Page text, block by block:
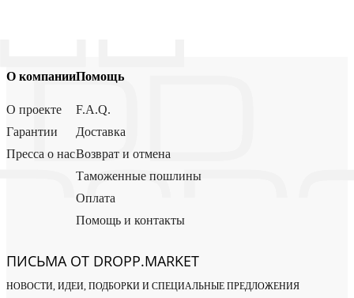
О компании
О проекте
Гарантии
Пресса о нас
Помощь
F.A.Q.
Доставка
Возврат и отмена
Таможенные пошлины
Оплата
Помощь и контакты
ПИСЬМА ОТ DROPP.MARKET
НОВОСТИ, ИДЕИ, ПОДБОРКИ И СПЕЦИАЛЬНЫЕ ПРЕДЛОЖЕНИЯ